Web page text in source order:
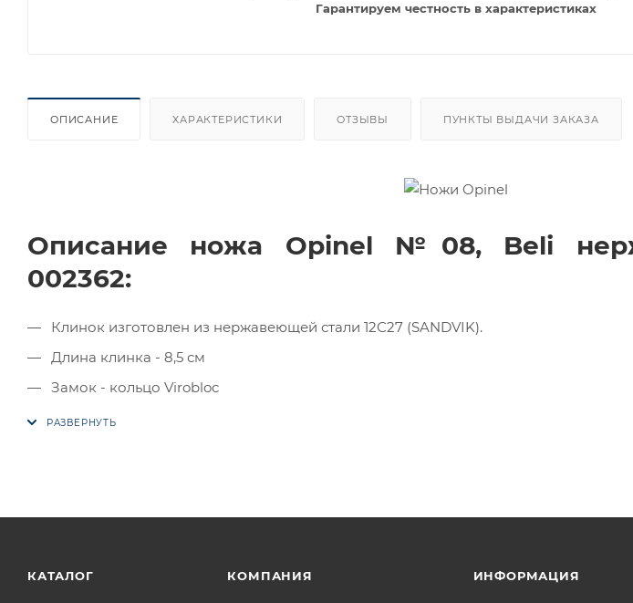
Гарантируем честность в характеристиках
ОПИСАНИЕ ХАРАКТЕРИСТИКИ ОТЗЫВЫ ПУНКТЫ ВЫДАЧИ ЗАКАЗА
Описание ножа Opinel №08, Beli
002362:
Клинок изготовлен из нержавеющей стали 12С27 (SANDVIK).
Длина клинка - 8,5 см
Замок - кольцо Virobloc
КАТАЛОГ КОМПАНИЯ ИНФОРМАЦИЯ